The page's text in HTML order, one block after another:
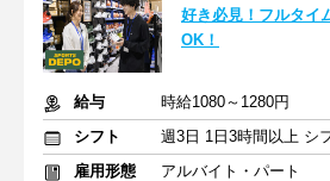
好き必見！フルタイ
OK！
給与
時給1080～1280円
シフト
週3日 1日3時間以上 シ
雇用形態
アルバイト・パート